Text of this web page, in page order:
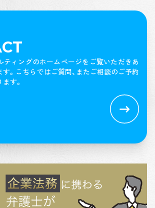
ティングのホームページをご覧いただきあ
。 こちらではご質問、またご相談のご予約
す。